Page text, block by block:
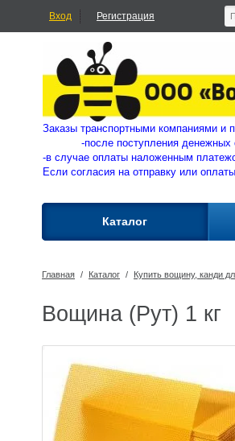
Вход Регистрация
Заказы транспортными компаниями
-после поступления денежных
-в случае оплаты наложенным
Если согласия на отправку или
Каталог
Главная / Каталог / Купить вощину, канди
Вощина (Рут) 1 кг